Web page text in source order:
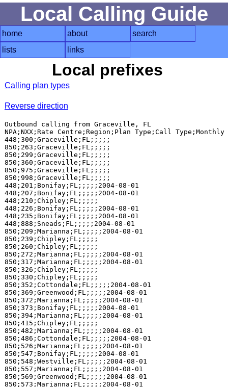
Local Calling Guide
home about
search
lists
links
Local prefixes
Calling plan types
Reverse direction
Outbound calling from Graceville, FL
NPA;NXX;Rate Centre;Region;Plan Type;Call
448;300;Graceville;FL;;;;;
850;263;Graceville;FL;;;;;
850;299;Graceville;FL;;;;;
850;360;Graceville;FL;;;;;
850;975;Graceville;FL;;;;;
850;998;Graceville;FL;;;;;
448;201;Bonifay;FL;;;;;2004-08-01
448;207;Bonifay;FL;;;;;2004-08-01
448;210;Chipley;FL;;;;;
448;226;Bonifay;FL;;;;;2004-08-01
448;235;Bonifay;FL;;;;;2004-08-01
448;888;Sneads;FL;;;;;2004-08-01
850;209;Marianna;FL;;;;;2004-08-01
850;239;Chipley;FL;;;;;
850;260;Chipley;FL;;;;;
850;272;Marianna;FL;;;;;2004-08-01
850;317;Marianna;FL;;;;;2004-08-01
850;326;Chipley;FL;;;;;
850;330;Chipley;FL;;;;;
850;352;Cottondale;FL;;;;;2004-08-01
850;369;Greenwood;FL;;;;;2004-08-01
850;372;Marianna;FL;;;;;2004-08-01
850;373;Bonifay;FL;;;;;2004-08-01
850;394;Marianna;FL;;;;;2004-08-01
850;415;Chipley;FL;;;;;
850;482;Marianna;FL;;;;;2004-08-01
850;486;Cottondale;FL;;;;;2004-08-01
850;526;Marianna;FL;;;;;2004-08-01
850;547;Bonifay;FL;;;;;2004-08-01
850;548;Westville;FL;;;;;2004-08-01
850;557;Marianna;FL;;;;;2004-08-01
850;569;Greenwood;FL;;;;;2004-08-01
850;573;Marianna;FL;;;;;2004-08-01